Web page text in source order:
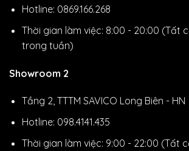
Hotline: 0869.166.268
Thời gian làm việc: 8:00 - 20:00 (Tất
trong tuần)
Showroom 2
Tầng 2, TTTM SAVICO Long Biên - HN
Hotline: 098.4141.435
Thời gian làm việc: 9:00 - 22:00 (Tất